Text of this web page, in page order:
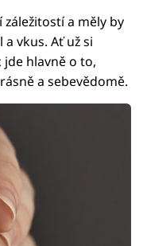
a měly by
vkus. Ať už si
hlavně o to,
a sebevědomě.